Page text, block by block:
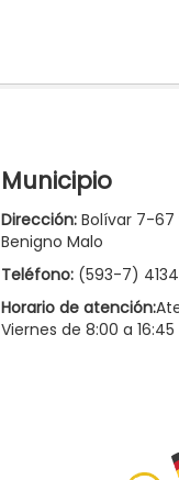
Municipio
Dirección: Bolívar 7-67
Benigno Malo
Teléfono: (593-7)
Horario de atención:
Viernes de 8:00 a 16:45